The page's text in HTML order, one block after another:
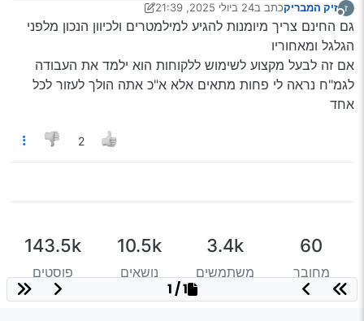
ז זיק המבריקכתב ב24 ביולי 2025, 21:39
נערך לאחרונה על ידי זיק המבריק
גם החינם צריך מיומנות להגיע למילמטרים ולכיוון הנכון מלפני
הגלגל ומאחוריו
אם זה לבעל מקצוע לשימוש ללקוחות הוא ילמד את העבודה
לגמ"ח נראה לי פחות מתאים אלא א"כ אתה הולך לעזור לכל
אחד
2
60
מחובר
3.4k
משתמשים
10.5k
נושאים
143.5k
פוסטים
1 / 1